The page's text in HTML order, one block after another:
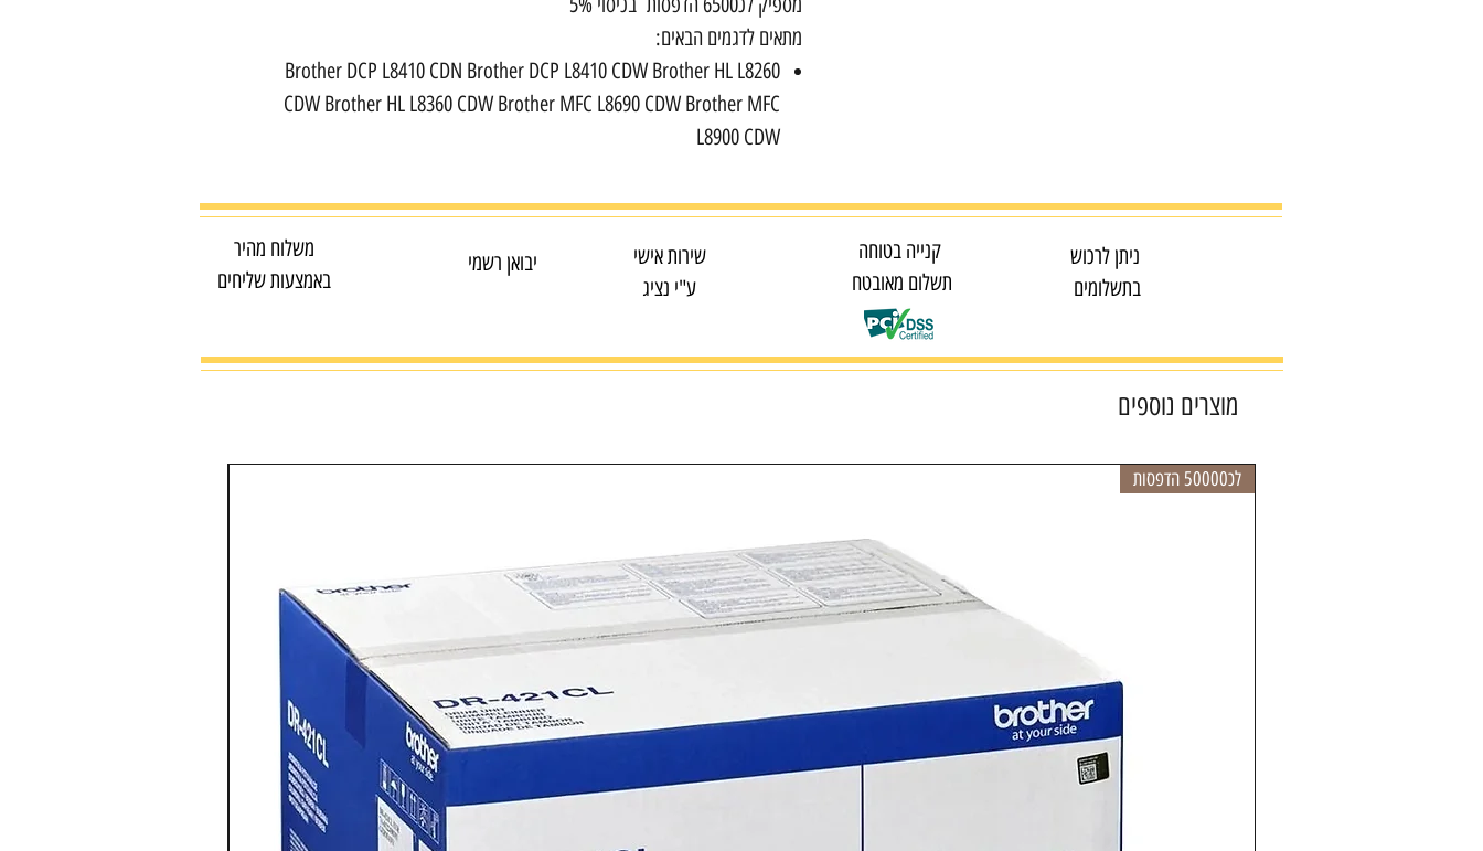
מתאים לדגמים הבאים:
Brother DCP L8410 CDN Brother DCP L8410 CDW Brother HL L8260
CDW Brother HL L8360 CDW Brother MFC L8690 CDW Brother MFC
L8900 CDW
ניתן לרכוש
בתשלומים
קנייה בטוחה
תשלום מאובטח
שירות אישי
ע"י נציג
יבואן רשמי
משלוח מהיר
באמצעות שליחים
מוצרים נוספים
לכ50000 הדפסות